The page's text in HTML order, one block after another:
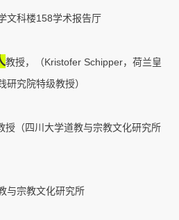
文科楼158学术报告厅
教授，（Kristofer Schipper，荷兰皇
研究院特级教授）
授（四川大学道教与宗教文化研究所
与宗教文化研究所